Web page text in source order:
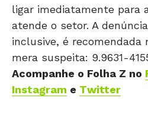
ligar imediatamente para
atende o setor. A
inclusive, é recomendada
mera suspeita: 9.9631-
Acompanhe o Folha Z no
Instagram e Twitter